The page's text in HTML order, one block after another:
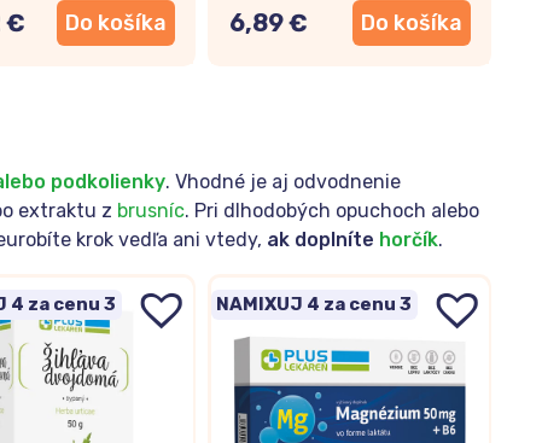
€ Do košíka 6,89 € Do košíka
podkolienky. Vhodné je aj odvodnenie
extraktu z brusníc. Pri dlhodobých opuchoch alebo
krok vedľa ani vtedy, ak doplníte horčík.
4 za cenu 3 NAMIXUJ 4 za cenu 3